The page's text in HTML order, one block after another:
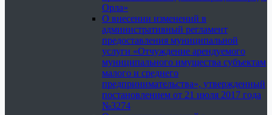
Орла»
О внесении изменений в
административный регламент
предоставления муниципальной
услуги «Отчуждение арендуемого
муниципального имущества субъектам
малого и среднего
предпринимательства», утвержденный
постановлением от 21 июля 2017 года
№3274